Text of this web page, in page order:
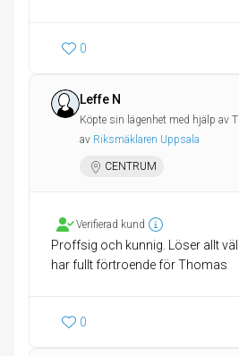
0
Leffe N
Köpte sin lägenhet med hjälp av
av Riksmäklaren Uppsala
CENTRUM
Verifierad kund
Proffsig och kunnig. Löser allt
har fullt förtroende för Thomas
0